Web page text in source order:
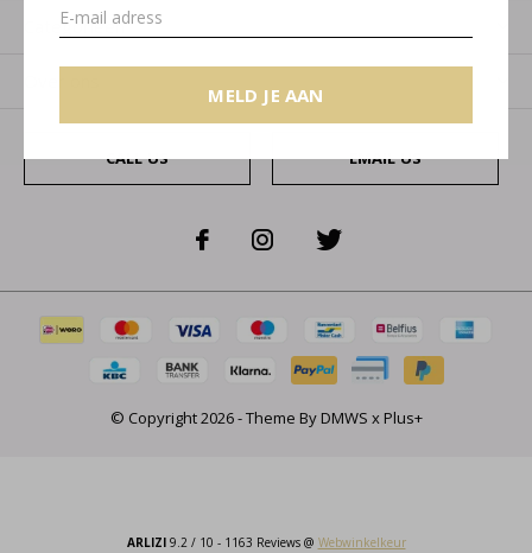
MELD JE AAN
Categorieën
CALL US EMAIL US
© Copyright2026- Theme ByDMWS xPlus+
ARLIZI9.2/ 10 - 1163 Reviews @ Webwinkelkeur